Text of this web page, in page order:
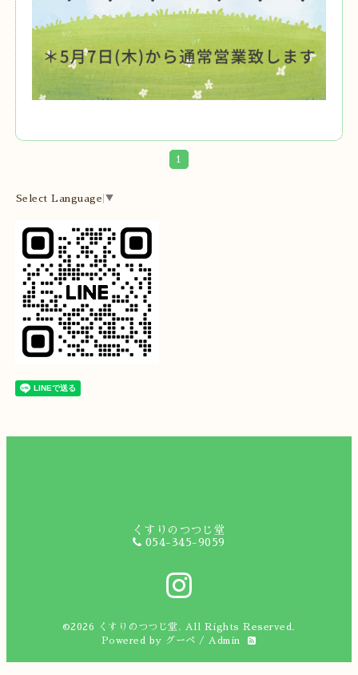
1
Select Language ▼
くすりのつつじ堂
054-345-9059
©2026 くすりのつつじ堂. All Rights Reserved.
Powered by グーペ /Admin